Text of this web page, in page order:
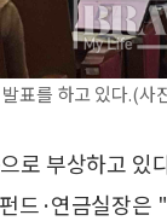
표를 하고 있다.(사
로 부상하고
드·연금실장